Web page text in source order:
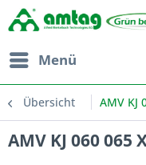
Menü
Übersicht AMV KJ
AMV KJ 060 065